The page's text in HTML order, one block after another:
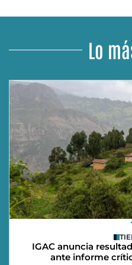
Lo
IGAC anuncia
ante informe